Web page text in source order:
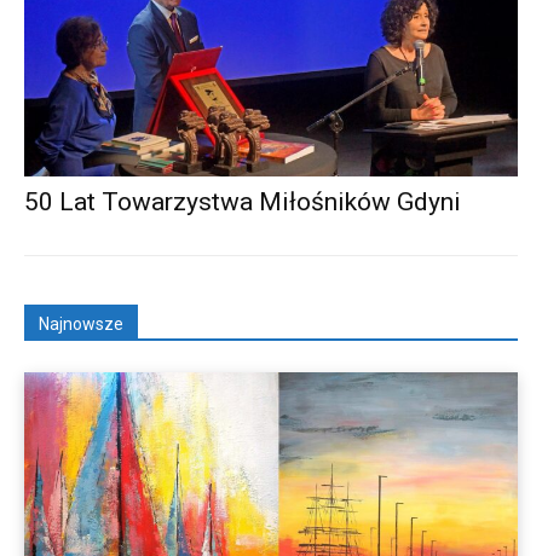
50 Lat Towarzystwa Miłośników Gdyni
Najnowsze